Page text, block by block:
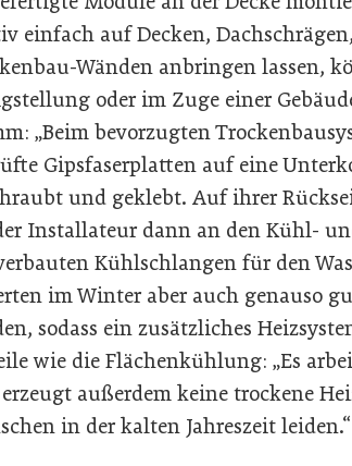
einfach auf Decken,
Wänden anbringen lassen,
oder im Zuge einer
„Beim bevorzugten
Gipsfaserplatten auf eine
und geklebt. Auf ihrer
Installateur dann an den Kühl-
Kühlschlangen für den
im Winter aber auch genauso
sodass ein zusätzliches
wie die Flächenkühlung: „Es
außerdem keine trockene
in der kalten Jahreszeit leiden.“